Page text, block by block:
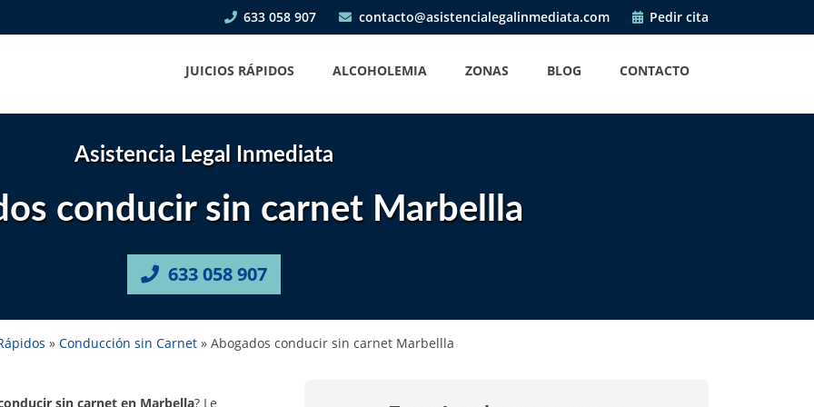
633 058 907 contacto@asistencialegalinmediata.com Pedir cita
JUICIOS RÁPIDOS ALCOHOLEMIA ZONAS BLOG CONTACTO
Asistencia Legal Inmediata
conducir sin carnet Marbellla
633 058 907
» Conducción sin Carnet» Abogados conducir sin carnet Marbellla
sin carnet en Marbella? Le